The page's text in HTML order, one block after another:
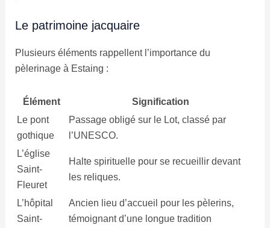
Le patrimoine jacquaire
Plusieurs éléments rappellent l’importance du
pèlerinage à Estaing :
Élément
Signification
Le pont
gothique
Passage obligé sur le Lot, classé par
l’UNESCO.
L’église
Saint-
Fleuret
Halte spirituelle pour se recueillir devant
les reliques.
L’hôpital
Saint-
Ancien lieu d’accueil pour les pèlerins,
témoignant d’une longue tradition